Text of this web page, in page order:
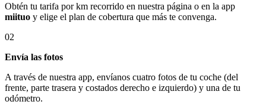
Obtén tu tarifa por km recorrido en nuestra página o en la app
miituo y elige el plan de cobertura que más te convenga.
02
Envía las fotos
A través de nuestra app, envíanos cuatro fotos de tu coche (del
frente, parte trasera y costados derecho e izquierdo) y una de tu
odómetro.